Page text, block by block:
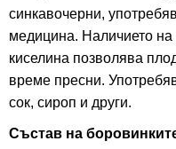
синкавочерни,
медицина. Наличието
киселина позволява
време пресни.
сок, сироп и други.
Състав на